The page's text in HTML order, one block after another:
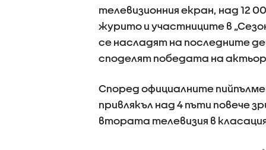
телевизионния екран, над 12
журито и участниците в
се насладят на последните
споделят победата на
Според официалните
привлякъл над 4 пъти повече
втората телевизия в